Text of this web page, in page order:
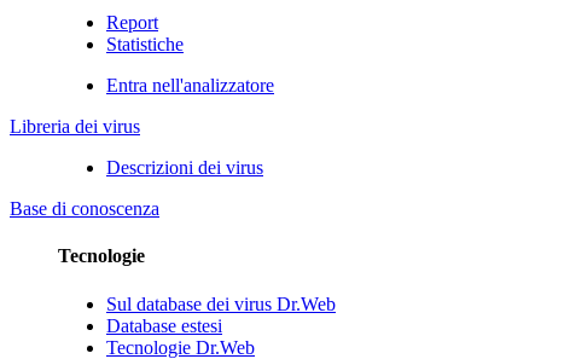
Report
Statistiche
Entra nell'analizzatore
Libreria dei virus
Descrizioni dei virus
Base di conoscenza
Tecnologie
Sul database dei virus Dr.Web
Database estesi
Tecnologie Dr.Web